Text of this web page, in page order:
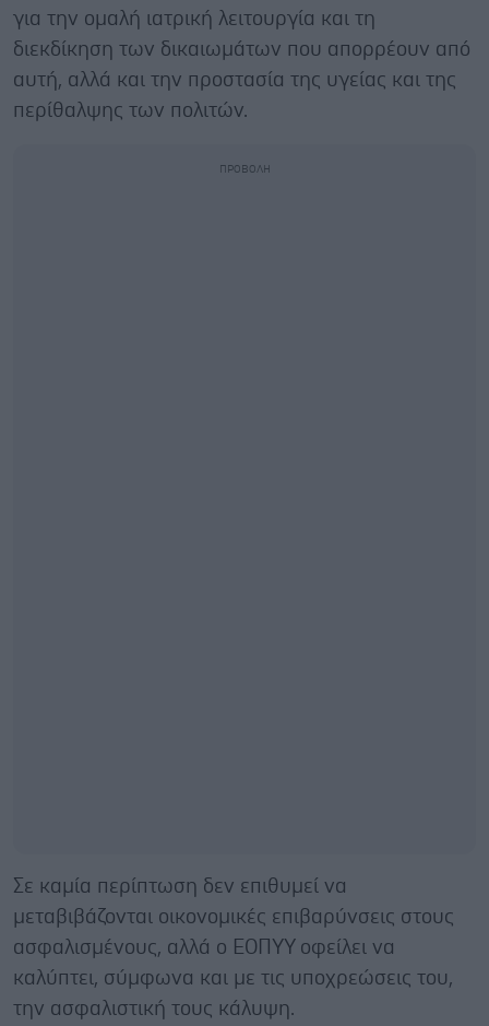
για την ομαλή ιατρική λειτουργία και τη
διεκδίκηση των δικαιωμάτων που απορρέουν από
αυτή, αλλά και την προστασία της υγείας και της
περίθαλψης των πολιτών.
Σε καμία περίπτωση δεν επιθυμεί να
μεταβιβάζονται οικονομικές επιβαρύνσεις στους
ασφαλισμένους, αλλά ο ΕΟΠΥΥ οφείλει να
καλύπτει, σύμφωνα και με τις υποχρεώσεις του,
την ασφαλιστική τους κάλυψη.